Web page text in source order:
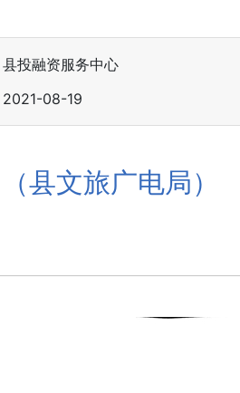
投融资服务中心
2021-08-19
县文旅广电局）